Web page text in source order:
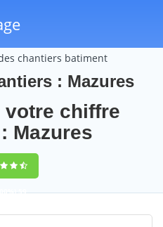
chantiers batiment
: Mazures
votre chiffre
Mazures
59